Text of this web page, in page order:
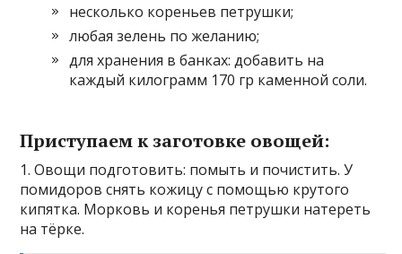
несколько кореньев петрушки;
любая зелень по желанию;
для хранения в банках: добавить на
каждый килограмм 170 гр каменной соли.
Приступаем к заготовке овощей:
1. Овощи подготовить: помыть и почистить. У
помидоров снять кожицу с помощью крутого
кипятка. Морковь и коренья петрушки натереть
на тёрке.